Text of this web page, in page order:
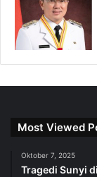
Most Viewed
Oktober 7, 2025
Tragedi Sunyi